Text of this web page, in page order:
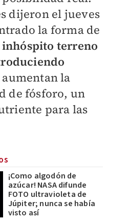
dijeron el jueves
la forma de
inhóspito terreno
aumentan la
de fósforo, un
para las
¡Como algodón de
azúcar! NASA difunde
FOTO ultravioleta de
Júpiter; nunca se había
visto así